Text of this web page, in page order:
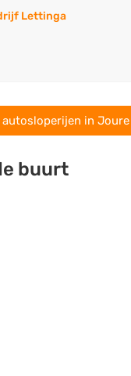
Lettinga
autosloperijen in Joure
buurt